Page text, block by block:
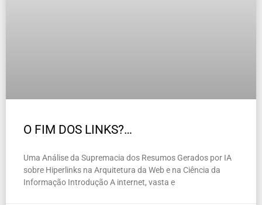
O FIM DOS LINKS?…
Uma Análise da Supremacia dos Resumos Gerados por IA
sobre Hiperlinks na Arquitetura da Web e na Ciência da
Informação Introdução A internet, vasta e